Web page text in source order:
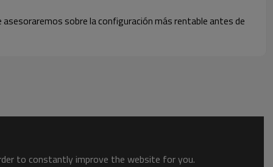
sobre la configuración más rentable antes de
to constantly improve the website for you.